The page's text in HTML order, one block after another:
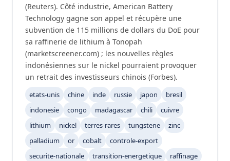
(Reuters). Côté industrie, American Battery
Technology gagne son appel et récupère une
subvention de 115 millions de dollars du DoE pour
sa raffinerie de lithium à Tonopah
(marketscreener.com) ; les nouvelles règles
indonésiennes sur le nickel pourraient provoquer
un retrait des investisseurs chinois (Forbes).
etats-unis chine inde russie japon
bresil
indonesie
congo madagascar chili
cuivre
lithium
nickel terres-rares tungstene
zinc
palladium
or cobalt
controle-export
securite-nationale
transition-energetique
raffinage